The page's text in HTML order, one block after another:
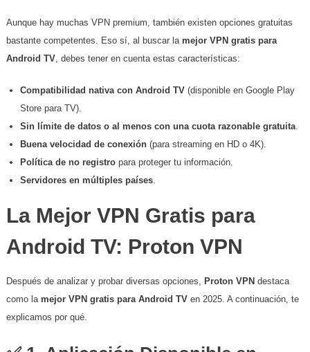
Aunque hay muchas VPN premium, también existen opciones gratuitas
bastante competentes. Eso sí, al buscar la mejor VPN gratis para
Android TV, debes tener en cuenta estas características:
Compatibilidad nativa con Android TV(disponible en Google Play
Store para TV).
Sin límite de datos o al menos con una cuota razonable gratuita.
Buena velocidad de conexión(para streaming en HD o 4K).
Política de no registropara proteger tu información.
Servidores en múltiples países.
La Mejor VPN Gratis para
Android TV: Proton VPN
Después de analizar y probar diversas opciones, Proton VPNdestaca
como la mejor VPN gratis para Android TVen 2025. A continuación, te
explicamos por qué.